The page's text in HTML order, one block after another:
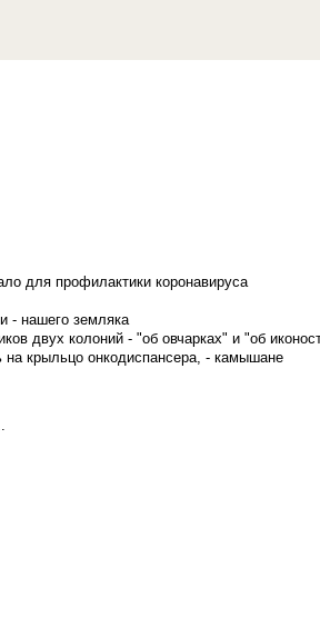
для профилактики коронавируса
- нашего земляка
двух колоний - "об овчарках" и "об
крыльцо онкодиспансера, - камышане